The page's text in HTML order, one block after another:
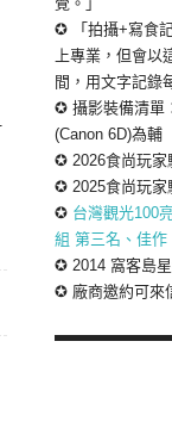
✪ 「拍攝+寫食
上專業，但會
間，用文字記錄
✪ 攝影裝備清單
(Canon 6D)為輔
✪ 2026食尚玩家
✪ 2025食尚玩家
✪ 台灣觀光100
組 第三名、佳作
✪ 2014 窩客島
✪ 廠商邀約可來